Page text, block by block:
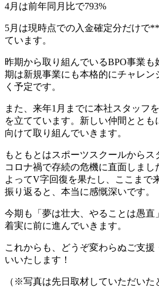
4月は前年同月比で793%
5月は現時点での入金確定分だけで
ています。
昨期から取り組んでいるBPO事業
期は新規事業にも本格的にチャレン
く予定です。
また、来年1月までに本社スタッフ
を立てています。新しい仲間ととも
向けて取り組んでいきます。
もともとはスポーツスクールからス
コロナ禍で存続の危機に直面しまし
よってV字回復を果たし、ここまで
振り返ると、本当に感慨深いです。
今期も「夢は壮大、やることは愚直
着実に前に進んでいきます。
これからも、どうぞ変わらぬご支
いいたします！
（※写真は先日取材していただいた